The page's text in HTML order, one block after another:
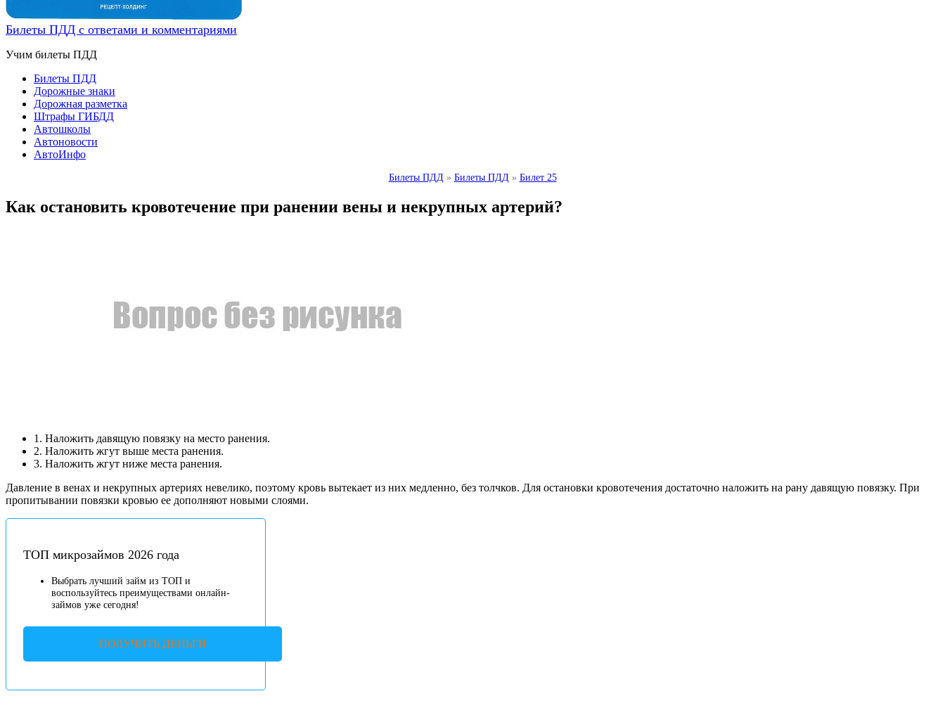
Билеты ПДД с ответами и комментариями
Учим билеты ПДД
Билеты ПДД
Дорожные знаки
Дорожная разметка
Штрафы ГИБДД
Автошколы
Автоновости
АвтоИнфо
Билеты ПДД » Билеты ПДД » Билет 25
Как остановить кровотечение при ранении вены и некрупных артерий?
1. Наложить давящую повязку на место ранения.
2. Наложить жгут выше места ранения.
3. Наложить жгут ниже места ранения.
Давление в венах и некрупных артериях невелико, поэтому кровь вытекает из них медленно, без толчков. Для остановки кровотечения достаточно наложить на рану давящую повязку. При
пропитывании повязки кровью ее дополняют новыми слоями.
ТОП микрозаймов 2026 года
Выбрать лучший займ из ТОП и
воспользуйтесь преимуществами онлайн-
займов уже сегодня!
ПОЛУЧИТЬ ДЕНЬГИ